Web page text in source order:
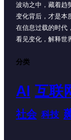
波动之中，藏着趋
变化背后，才是本
在信息过载的时代
看见变化，解释世
分类
AI 互联
社会 科技